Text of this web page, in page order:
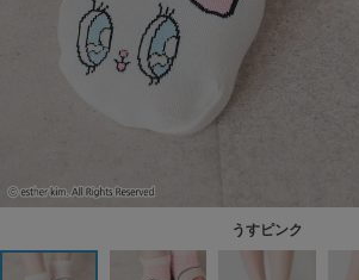
うすピンク